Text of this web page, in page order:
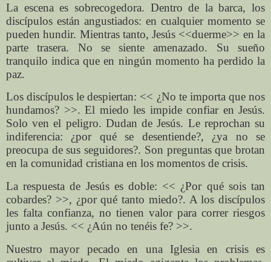
La escena es sobrecogedora. Dentro de la barca, los
discípulos están angustiados: en cualquier momento se
pueden hundir. Mientras tanto, Jesús <<duerme>> en la
parte trasera. No se siente amenazado. Su sueño
tranquilo indica que en ningún momento ha perdido la
paz.
Los discípulos le despiertan: << ¿No te importa que nos
hundamos? >>. El miedo les impide confiar en Jesús.
Solo ven el peligro. Dudan de Jesús. Le reprochan su
indiferencia: ¿por qué se desentiende?, ¿ya no se
preocupa de sus seguidores?. Son preguntas que brotan
en la comunidad cristiana en los momentos de crisis.
La respuesta de Jesús es doble: << ¿Por qué sois tan
cobardes? >>, ¿por qué tanto miedo?. A los discípulos
les falta confianza, no tienen valor para correr riesgos
junto a Jesús. << ¿Aún no tenéis fe? >>.
Nuestro mayor pecado en una Iglesia en crisis es